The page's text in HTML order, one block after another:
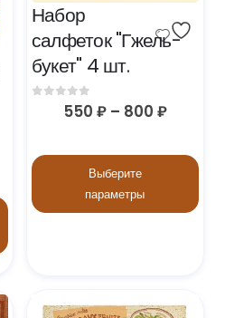
Набор
салфеток "Гжель-
букет" 4 шт.
out of 5
550 ₽ – 800 ₽
Выберите
параметры